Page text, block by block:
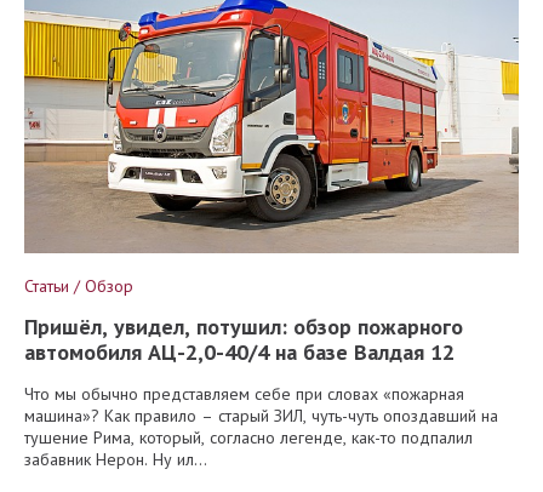
Статьи / Обзор
Пришёл, увидел, потушил: обзор пожарного
автомобиля АЦ-2,0-40/4 на базе Валдая 12
Что мы обычно представляем себе при словах «пожарная
машина»? Как правило – старый ЗИЛ, чуть-чуть опоздавший на
тушение Рима, который, согласно легенде, как-то подпалил
забавник Нерон. Ну ил...